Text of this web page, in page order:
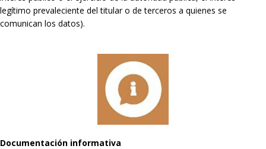
legítimo prevaleciente del titular o de terceros a quienes se
comunican los datos).
Documentación informativa